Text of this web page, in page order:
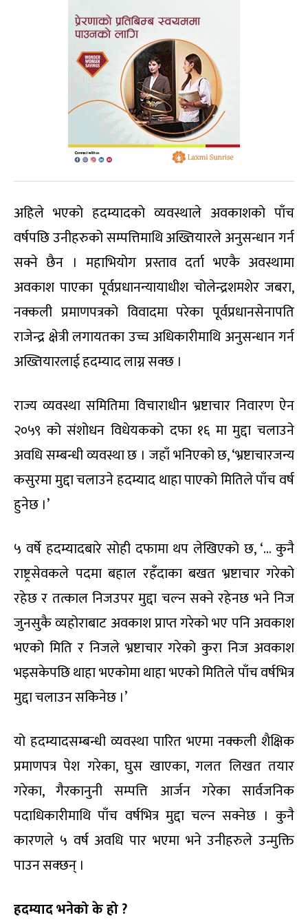
अहिले भएको हदम्यादको व्यवस्थाले अवकाशको पाँच
वर्षपछि उनीहरुको सम्पत्तिमाथि अख्तियारले अनुसन्धान गर्न
सक्ने छैन । महाभियोग प्रस्ताव दर्ता भएकै अवस्थामा
अवकाश पाएका पूर्वप्रधानन्यायाधीश चोलेन्द्रशमशेर जबरा,
नक्कली प्रमाणपत्रको विवादमा परेका पूर्वप्रधानसेनापति
राजेन्द्र क्षेत्री लगायतका उच्च अधिकारीमाथि अनुसन्धान गर्न
अख्तियारलाई हदम्याद लाग्न सक्छ ।
राज्य व्यवस्था समितिमा विचाराधीन भ्रष्टाचार निवारण ऐन
२०५९ को संशोधन विधेयकको दफा १६ मा मुद्दा चलाउने
अवधि सम्बन्धी व्यवस्था छ । जहाँ भनिएको छ, ‘भ्रष्टाचारजन्य
कसुरमा मुद्दा चलाउने हदम्याद थाहा पाएको मितिले पाँच वर्ष
हुनेछ ।’
५ वर्षे हदम्यादबारे सोही दफामा थप लेखिएको छ, ‘… कुनै
राष्ट्रसेवकले पदमा बहाल रहँदाका बखत भ्रष्टाचार गरेको
रहेछ र तत्काल निजउपर मुद्दा चल्न सक्ने रहेनछ भने निज
जुनसुकै व्यहोराबाट अवकाश प्राप्त गरेको भए पनि अवकाश
भएको मिति र निजले भ्रष्टाचार गरेको कुरा निज अवकाश
भइसकेपछि थाहा भएकोमा थाहा भएको मितिले पाँच वर्षभित्र
मुद्दा चलाउन सकिनेछ ।’
यो हदम्यादसम्बन्धी व्यवस्था पारित भएमा नक्कली शैक्षिक
प्रमाणपत्र पेश गरेका, घुस खाएका, गलत लिखत तयार
गरेका, गैरकानुनी सम्पत्ति आर्जन गरेका सार्वजनिक
पदाधिकारीमाथि पाँच वर्षभित्र मुद्दा चल्न सक्नेछ । कुनै
कारणले ५ वर्ष अवधि पार भएमा भने उनीहरुले उन्मुक्ति
पाउन सक्छन् ।
हदम्याद भनेको के हो ?